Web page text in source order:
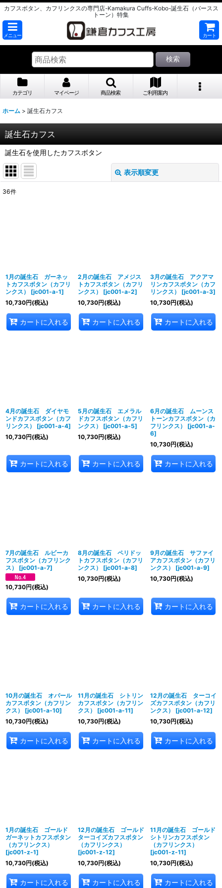
カフスボタン、カフリンクスの専門店-Kamakura Cuffs-Kobo-誕生石（バースス
トーン）特集
メニュー カート
検索
カテゴリ マイページ 商品検索 ご利用案内
ホーム > 誕生石カフス
誕生石カフス
誕生石を使用したカフスボタン
表示順変更
36件
1月の誕生石 ガーネッ
トカフスボタン（カフリ
ンクス）
[jc001-a-1]
10,730円(税込)
カートに入れる
2月の誕生石 アメジス
トカフスボタン（カフリ
ンクス）
[jc001-a-2]
10,730円(税込)
カートに入れる
3月の誕生石 アクアマ
リンカフスボタン（カフ
リンクス）
[jc001-a-3]
10,730円(税込)
カートに入れる
4月の誕生石 ダイヤモ
ンドカフスボタン（カフ
リンクス）
[jc001-a-4]
10,730円(税込)
カートに入れる
5月の誕生石 エメラル
ドカフスボタン（カフリ
ンクス）
[jc001-a-5]
10,730円(税込)
カートに入れる
6月の誕生石 ムーンス
トーンカフスボタン（カ
フリンクス）
[jc001-a-
6]
10,730円(税込)
カートに入れる
7月の誕生石 ルビーカ
フスボタン（カフリンク
ス）
[jc001-a-7]
10,730円(税込)
カートに入れる
8月の誕生石 ペリドッ
トカフスボタン（カフリ
ンクス）
[jc001-a-8]
10,730円(税込)
カートに入れる
9月の誕生石 サファイ
アカフスボタン（カフリ
ンクス）
[jc001-a-9]
10,730円(税込)
カートに入れる
10月の誕生石 オパール
カフスボタン（カフリン
クス）
[jc001-a-10]
10,730円(税込)
カートに入れる
11月の誕生石 シトリン
カフスボタン（カフリン
クス）
[jc001-a-11]
10,730円(税込)
カートに入れる
12月の誕生石 ターコイ
ズカフスボタン（カフリ
ンクス）
[jc001-a-12]
10,730円(税込)
カートに入れる
1月の誕生石 ゴールド
ガーネットカフスボタン
（カフリンクス）
[jc001-z-1]
10,730円(税込)
カートに入れる
12月の誕生石 ゴールド
ターコイズカフスボタン
（カフリンクス）
[jc001-z-12]
10,730円(税込)
カートに入れる
11月の誕生石 ゴールド
シトリンカフスボタン
（カフリンクス）
[jc001-z-11]
10,730円(税込)
カートに入れる